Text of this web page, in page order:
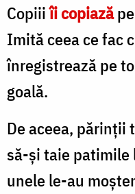
Foto:
Oana
Nechifor
Copiiiîi copiază
Imită ceea ce fac
înregistrează pe
goală.
De aceea, părinţii
să-şi taie
unele le-au